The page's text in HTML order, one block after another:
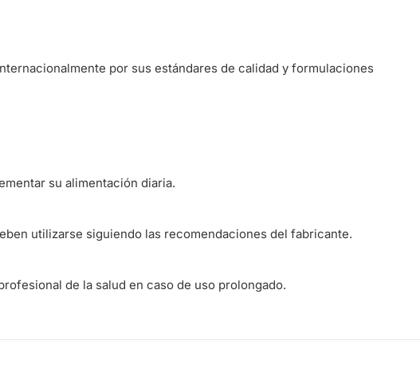
por sus estándares de calidad y formulaciones
su alimentación diaria.
utilizarse siguiendo las recomendaciones del fabricante.
de la salud en caso de uso prolongado.